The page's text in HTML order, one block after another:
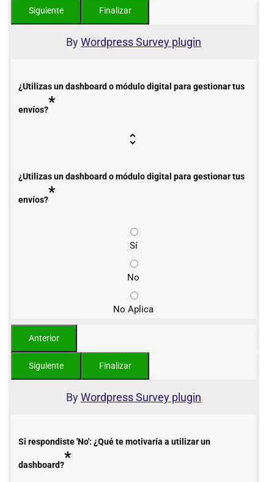
ByWordpress Survey plugin
¿Utilizas un dashboard o módulo digital para gestionar tus
envíos?*
¿Utilizas un dashboard o módulo digital para gestionar tus
envíos?*
Sí
No
No Aplica
ByWordpress Survey plugin
Si respondiste 'No': ¿Qué te motivaría a utilizar un
dashboard?*